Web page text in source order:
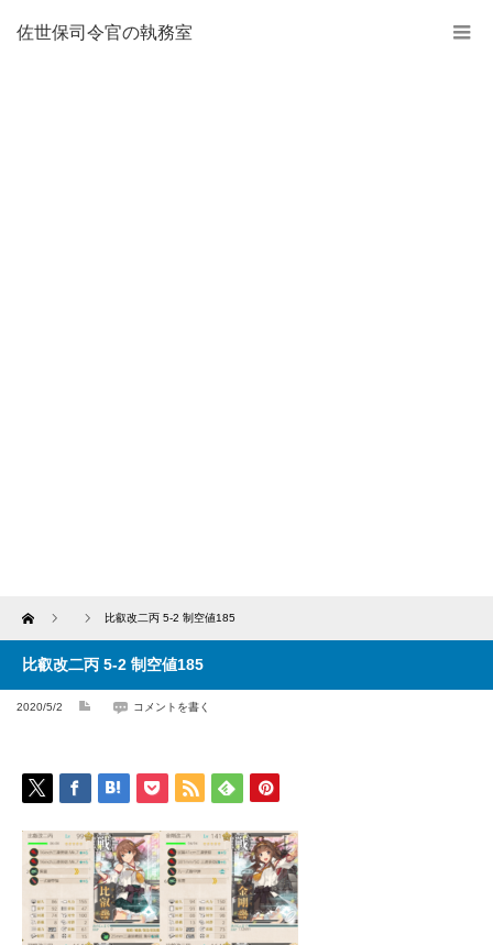
佐世保司令官の執務室
Home 比叡改二丙 5-2 制空値185
比叡改二丙 5-2 制空値185
2020/5/2 コメントを書く